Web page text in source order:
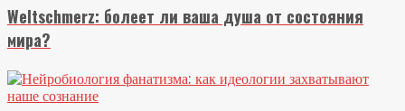
Weltschmerz: болеет ли ваша душа от состояния
мира?